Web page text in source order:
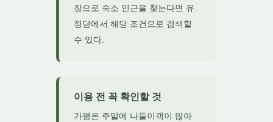
장으로 숙소 인근을 찾는다면 유
정당에서 해당 조건으로 검색할
수 있다.
이용 전 꼭 확인할 것
가평은 주말에 나들이객이 많아